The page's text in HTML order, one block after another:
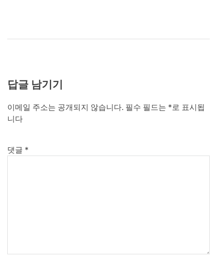
답글 남기기
이메일 주소는 공개되지 않습니다. 필수 필드는 *로 표시됩
니다
댓글 *